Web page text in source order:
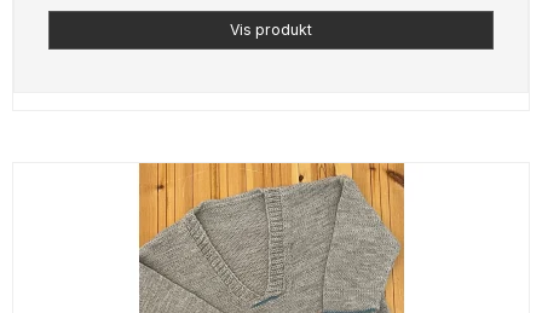
Vis produkt